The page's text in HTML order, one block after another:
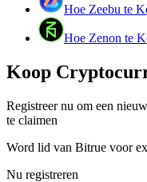
Gids
Futures-startgids
Hoe Zeebu te
Hoe Zenon te
Koop
Registreer nu om een
te claimen
Word lid van Bitrue voor
Nu registreren